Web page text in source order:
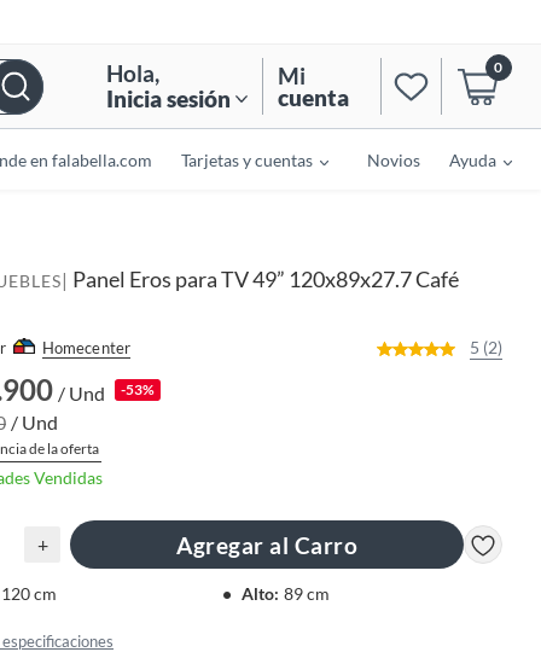
Hola,
Inicia sesión
Mi
cuenta
0
en falabella.com Tarjetas y cuentas Novios Ayuda
| Panel Eros para TV 49” 120x89x27.7 Café
Homecenter 5 (2)
/ Und -53%
/ Und
de la oferta
Vendidas
+ Agregar al Carro
120 cm Alto: 89 cm